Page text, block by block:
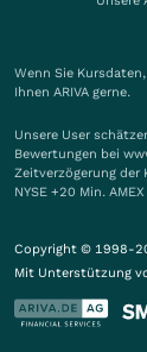
Wenn Sie
Ihnen ARIVA gerne.
Unsere User
Bewertungen bei
Zeitverzögerung der
NYSE +20 Min.
Copyright © 1998-
Mit Unterstützung